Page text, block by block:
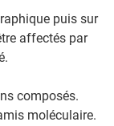
puis sur
affectés par
composés.
moléculaire.